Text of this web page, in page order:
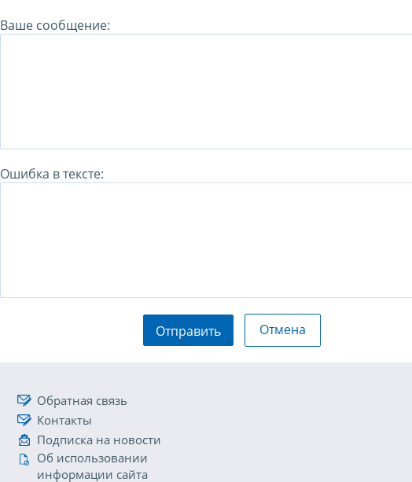
Ваше сообщение:
Ошибка в тексте:
Отправить Отмена
Обратная связь
Контакты
Подписка на новости
Об использовании
информации сайта